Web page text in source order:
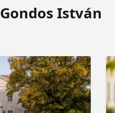
Gondos István